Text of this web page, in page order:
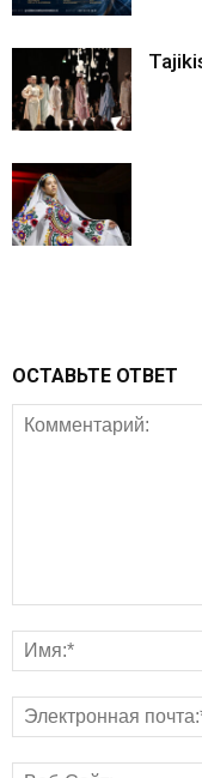
ОСТАВЬТЕ ОТВЕТ